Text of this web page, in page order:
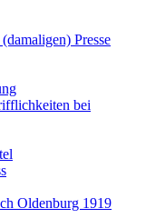
Presse
bei
Oldenburg 1919